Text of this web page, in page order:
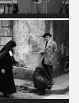
ACTEURS